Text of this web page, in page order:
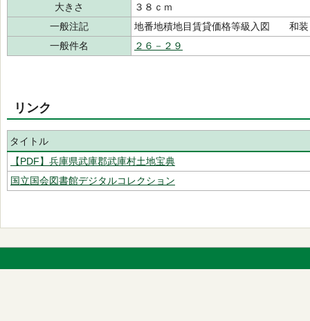
大きさ
３８ｃｍ
一般注記
地番地積地目賃貸価格等級入図 和装
一般件名
２６－２９
リンク
タイトル
【PDF】兵庫県武庫郡武庫村土地宝典
国立国会図書館デジタルコレクション